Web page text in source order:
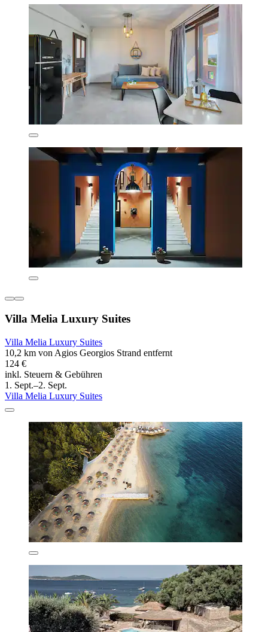
Villa Melia Luxury Suites
Villa Melia Luxury Suites
10,2 km von Agios Georgios Strand entfernt
124 €
inkl. Steuern & Gebühren
1. Sept.–2. Sept.
Villa Melia Luxury Suites